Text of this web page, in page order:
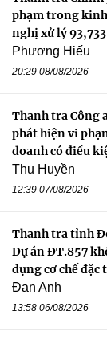
phạm trong
nghị xử lý
Phương Hiếu
20:29 08/08/2026
Thanh tra Công
phát hiện vi
doanh có điều
Thu Huyền
12:39 07/08/2026
Thanh tra tỉnh
Dự án ĐT.857
dụng cơ chế đặc
Đan Anh
13:58 06/08/2026